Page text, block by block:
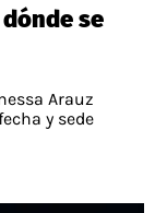
se
Arauz
y sede